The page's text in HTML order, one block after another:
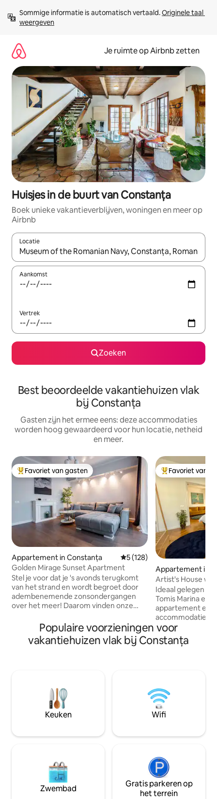
direct
naar
Sommige informatie is automatisch vertaald. Originele taal
weergeven
Je ruimte op Airbnb zetten
Huisjes in de buurt van Constanța
Boek unieke vakantieverblijven, woningen en meer op
Airbnb
Locatie
Wanneer er suggesties beschikbaar zijn, maak je een keuze
Aankomst
Vertrek
Zoeken
Best beoordeelde vakantiehuizen vlak
bij Constanța
Gasten zijn het ermee eens: deze accommodaties
worden hoog gewaardeerd voor hun locatie, netheid
en meer.
Topfavoriet van gasten
Favoriet van gasten
Appartement in Constanța Gemiddelde beoordeling
5 (128)
Golden Mirage Sunset Apartment
Stel je voor dat je 's avonds terugkomt
van het strand en wordt begroet door
adembenemende zonsondergangen
over het meer! Daarom vinden onze
Gelegen in het centrum van Mamaia,
ben je op slechts drie minuten lopen van
de zee, maar geniet je van een rustige
ingericht en uitgerust (queensize
bedden, airconditioning in alle kamers,
spa-achtige douche, vaatwasser en een
wasmachine-droger), is dit de perfecte
Topfavoriet van
Favoriet van
Appartement in
Artist's House
Tomis Marina
Ideaal gelegen
Tomis Marina en
appartement een
accommodatie
slechts tien
strand. Je bent
van Ovid-plein,
Het appartement
met alles wat je
Tijdens de
zee belemmerd
Populaire voorzieningen voor
vakantiehuizen vlak bij Constanța
Keuken Wifi
Zwembad
Gratis parkeren op
het terrein